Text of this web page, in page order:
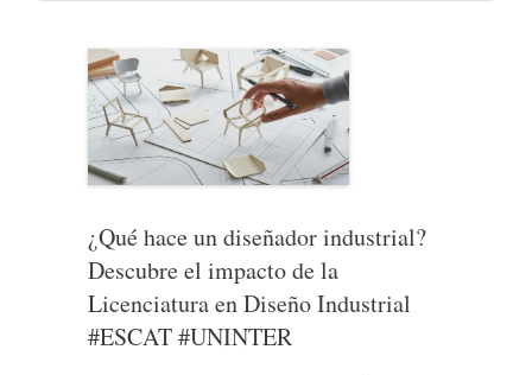
¿Qué hace un diseñador industrial?
Descubre el impacto de la
Licenciatura en Diseño Industrial
#ESCAT #UNINTER